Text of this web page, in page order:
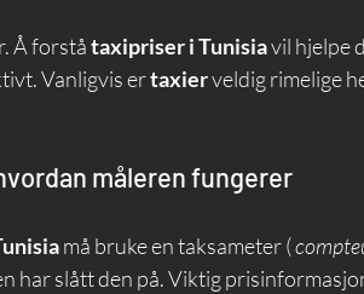
Å forstå taxipriser i Tunisia vil hjelpe
Vanligvis er taxier veldig rimelige
måleren fungerer
må bruke en taksameter (
har slått den på. Viktig